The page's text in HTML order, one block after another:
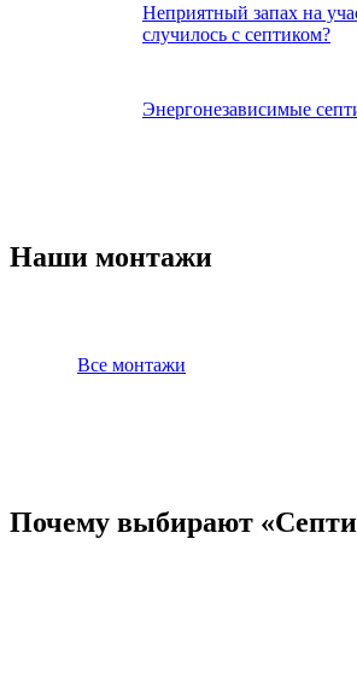
Неприятный запах на
случилось с септиком?
Энергонезависимые
Наши монтажи
Все монтажи
Почему выбирают